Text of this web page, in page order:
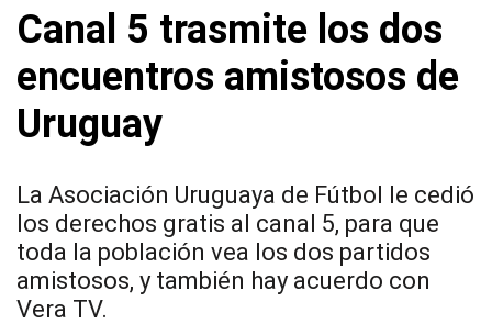
Canal 5 trasmite los dos
encuentros amistosos de
Uruguay
La Asociación Uruguaya de Fútbol le cedió
los derechos gratis al canal 5, para que
toda la población vea los dos partidos
amistosos, y también hay acuerdo con
Vera TV.